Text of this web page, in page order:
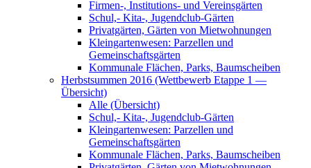
Firmen-, Institutions- und Vereinsgärten
Schul,- Kita-, Jugendclub-Gärten
Privatgärten, Gärten von Mietwohnungen
Kleingartenwesen: Parzellen und
Gemeinschaftsgärten
Kommunale Flächen, Parks, Baumscheiben
Herbstsummen 2016 (Wettbewerb Etappe 1 —
Übersicht)
Alle (Übersicht)
Schul,- Kita-, Jugendclub-Gärten
Kleingartenwesen: Parzellen und
Gemeinschaftsgärten
Kommunale Flächen, Parks, Baumscheiben